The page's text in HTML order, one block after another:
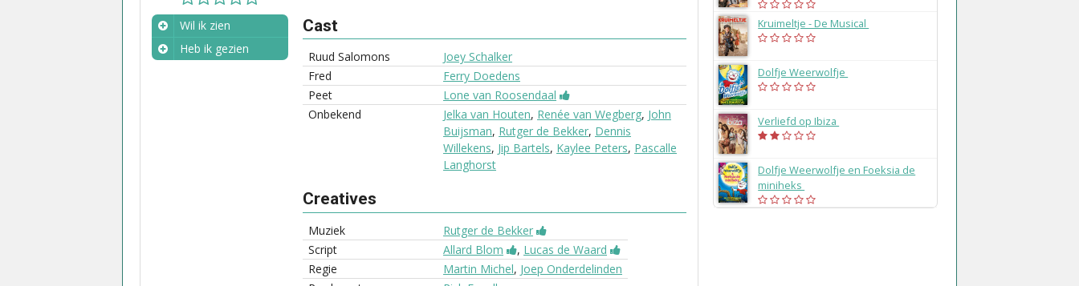
Wil ik zien
Heb ik gezien
Cast
Ruud Salomons
Joey Schalker
Fred
Ferry Doedens
Peet
Lone van Roosendaal
Onbekend
Jelka van Houten, Renée van Wegberg, John
Buijsman, Rutger de Bekker, Dennis
Willekens, Jip Bartels, Kaylee Peters, Pascalle
Langhorst
Creatives
Muziek
Rutger de Bekker
Script
Allard Blom , Lucas de Waard
Regie
Martin Michel, Joep Onderdelinden
Kruimeltje - De Musical
Dolfje Weerwolfje
Verliefd op Ibiza
Dolfje Weerwolfje en Foeksia de
miniheks